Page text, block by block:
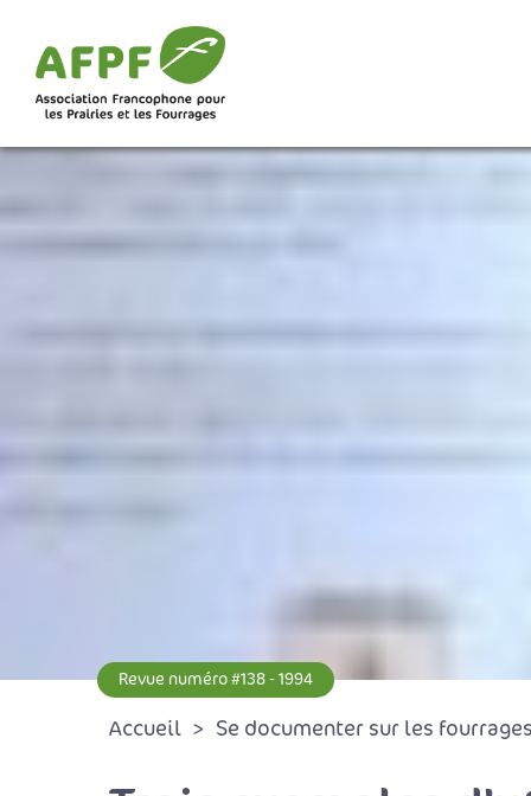
Revue numéro #138 - 1994
Accueil Se documenter sur les